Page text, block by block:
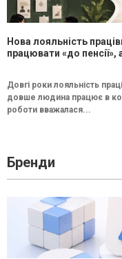
Нова лояльність
працювати «до
Довгі роки лояльність
довше людина працює в
роботи вважалася...
Бренди